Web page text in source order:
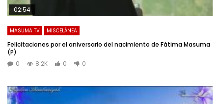
02:54
MASUMA TV MISCELÁNEA
Felicitaciones por el aniversario del nacimiento de Fátima Masuma
(P)
0
8.2K 0 0